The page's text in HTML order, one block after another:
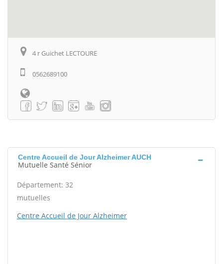
4 r Guichet LECTOURE
0562689100
Centre Accueil de Jour Alzheimer AUCH
Mutuelle Santé Sénior
Département: 32
mutuelles
Centre Accueil de Jour Alzheimer